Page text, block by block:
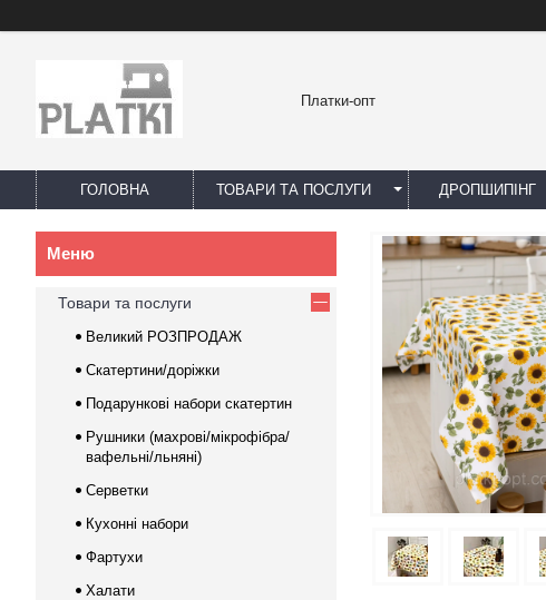
Платки-опт
ГОЛОВНА ТОВАРИ ТА ПОСЛУГИ ДРОПШИПІНГ
Товари та послуги
Великий РОЗПРОДАЖ
Скатертини/доріжки
Подарункові набори скатертин
Рушники (махрові/мікрофібра/
вафельні/льняні)
Серветки
Кухонні набори
Фартухи
Халати